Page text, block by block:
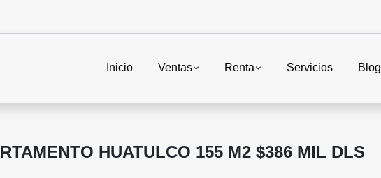
Inicio Ventas Renta Servicios Blog
HUATULCO 155 M2 $386 MIL DLS